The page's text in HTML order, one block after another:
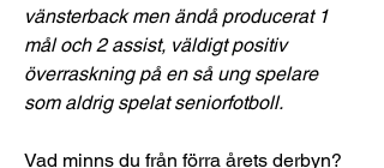
vänsterback men ändå producerat 1
mål och 2 assist, väldigt positiv
överraskning på en så ung spelare
som aldrig spelat seniorfotboll.
Vad minns du från förra årets derbyn?